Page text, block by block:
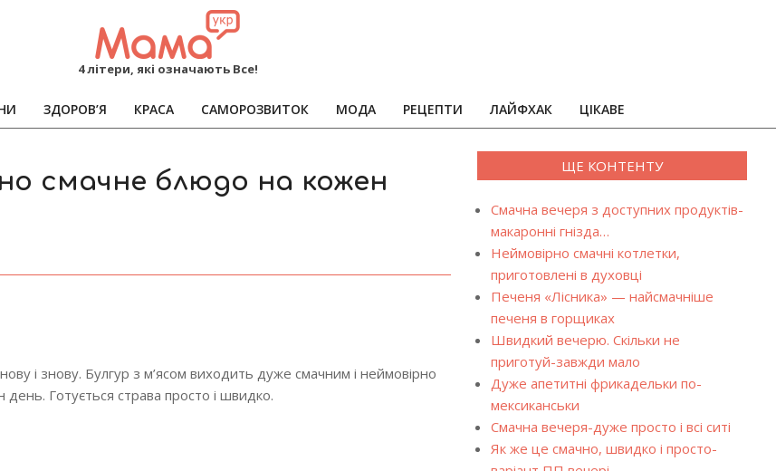
MAMA
4 літери, які означають Все!
Primary
ЗДОРОВ’Я КРАСА САМОРОЗВИТОК МОДА РЕЦЕПТИ ЛАЙФХАК ЦІКАВЕ
смачне блюдо на кожен
і знову. Булгур з м’ясом виходить дуже смачним і неймовірно
день. Готується страва просто і швидко.
ЩЕ КОНТЕНТУ
Смачна вечеря з доступних продуктів-
макаронні гнізда…
Неймовірно смачні котлетки,
приготовлені в духовці
Печеня «Лісника» — найсмачніше
печеня в горщиках
Швидкий вечерю. Скільки не
приготуй-завжди мало
Дуже апетитні фрикадельки по-
мексиканськи
Смачна вечеря-дуже просто і всі ситі
Як же це смачно, швидко і просто-